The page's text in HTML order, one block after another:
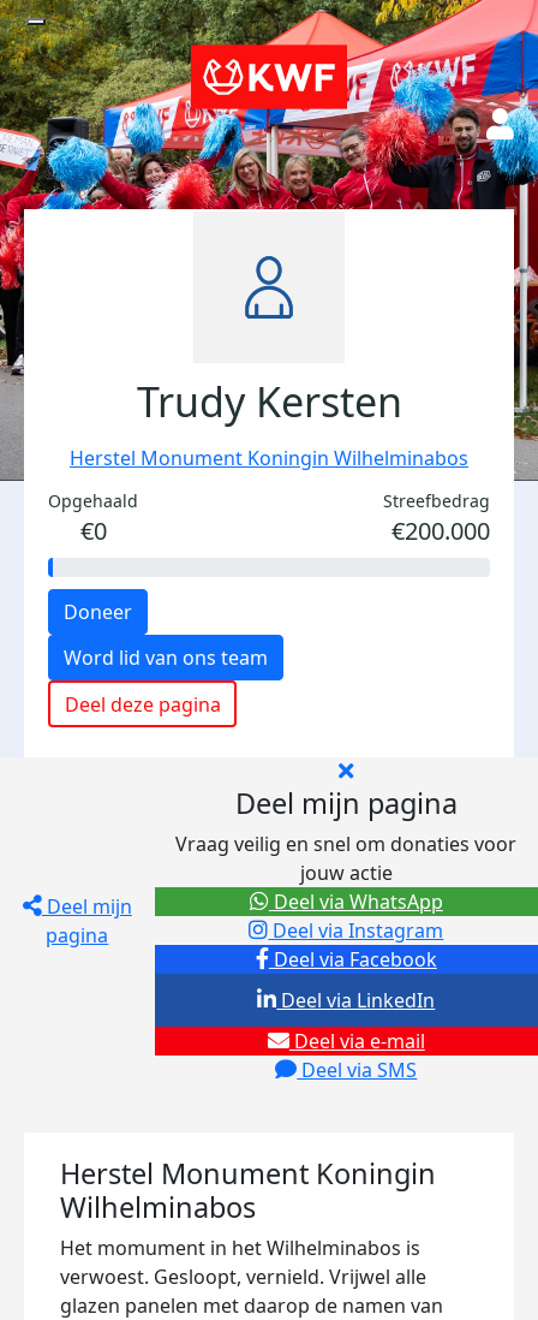
Trudy Kersten
Herstel Monument Koningin Wilhelminabos
Opgehaald
€0
Streefbedrag
€200.000
Doneer
Word lid van ons team
Deel deze pagina
Deel mijn
pagina
Deel mijn pagina
Vraag veilig en snel om donaties voor
jouw actie
Deel via Facebook
Deel via Instagram
Deel via e-mail
Deel via SMS
Deel via LinkedIn
Deel via WhatsApp
Herstel Monument Koningin
Wilhelminabos
Het momument in het Wilhelminabos is
verwoest. Gesloopt, vernield. Vrijwel alle
glazen panelen met daarop de namen van